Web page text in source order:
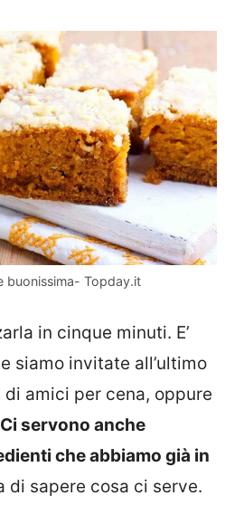
buonissima- Topday.it
in cinque minuti. E’
siamo invitate all’ultimo
di amici per cena, oppure
Ci servono anche
che abbiamo già in
di sapere cosa ci serve.